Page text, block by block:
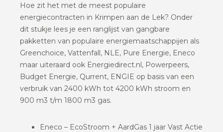
Hoe zit het met de meest populaire
energiecontracten in Krimpen aan de Lek? Onder
dit stukje lees je een ranglijst van gangbare
pakketten van populaire energiemaatschappijen als
Greenchoice, Vattenfall, NLE, Pure Energie, Eneco
maar uiteraard ook Energiedirect.nl, Powerpeers,
Budget Energie, Qurrent, ENGIE op basis van een
verbruik van 2400 kWh tot 4200 kWh stroom en
900 m3 t/m 1800 m3 gas.
Eneco – EcoStroom + AardGas 1 jaar Vast Actie